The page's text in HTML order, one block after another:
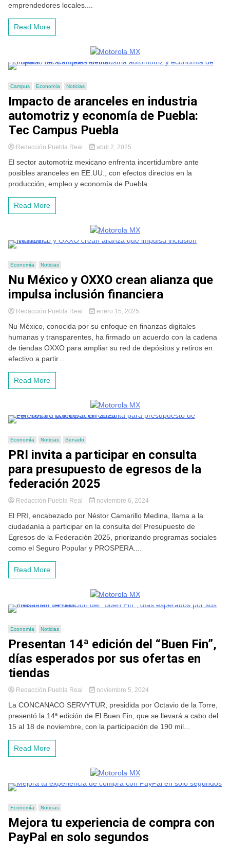
emprendedores locales....
Read More
Campus Economía Noticias
Impacto de aranceles en industria
automotriz y economía de Puebla:
Tec Campus Puebla
Redacción Puebla Real abril 2, 2025
El sector automotriz mexicano enfrenta incertidumbre ante
posibles aranceles en EE.UU., con efectos directos en la
producción, empleo y economía de Puebla....
Read More
Economía Noticias
Nu México y OXXO crean alianza que
impulsa inclusión financiera
Redacción Puebla Real enero 15, 2025
Nu México, conocida por su enfoque en finanzas digitales
humanas y transparentes, ha firmado un acuerdo con la cadena
de tiendas OXXO para ampliar su red de depósitos y retiros en
efectivo a partir...
Read More
Economía Noticias Senado
PRI invita a participar en consulta
para presupuesto de egresos de la
federación 2025
Redacción Puebla Real noviembre 6, 2024
El PRI, encabezado por Néstor Camarillo Medina, llama a la
ciudadanía a participar en la consulta del Presupuesto de
Egresos de la Federación 2025, priorizando programas sociales
como el Seguro Popular y PROSPERA....
Read More
Economía Noticias
Presentan 14ª edición del “Buen Fin”,
días esperados por sus ofertas en
tiendas
Redacción Puebla Real noviembre 5, 2024
La CONCANACO SERVYTUR, presidida por Octavio de la Torre,
presentó la 14ª edición de El Buen Fin, que se llevará a cabo del
15 al 18 de noviembre, con la participación de 190 mil...
Read More
Economía Noticias
Mejora tu experiencia de compra con
PayPal en solo segundos